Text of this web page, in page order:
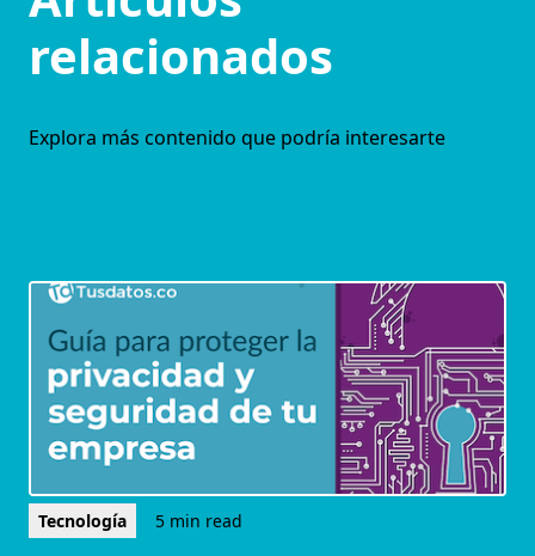
relacionados
Explora más contenido que podría interesarte
Tecnología 5 min read